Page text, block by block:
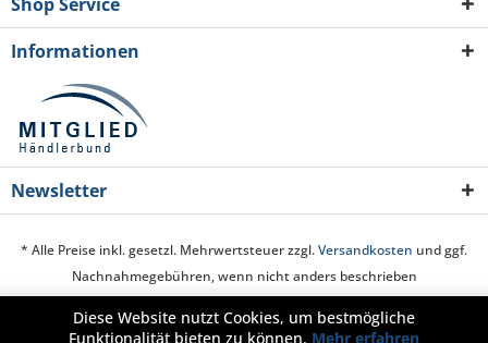
Informationen
Newsletter
* Alle Preise inkl. gesetzl. Mehrwertsteuer zzgl.Versandkosten und ggf.
Nachnahmegebühren, wenn nicht anders beschrieben
Cookie-Einstellungen Über uns Hilfe / Support Kontakt
Diese Website nutzt Cookies, um bestmögliche
Funktionalität bieten zu können. Mehr erfahren